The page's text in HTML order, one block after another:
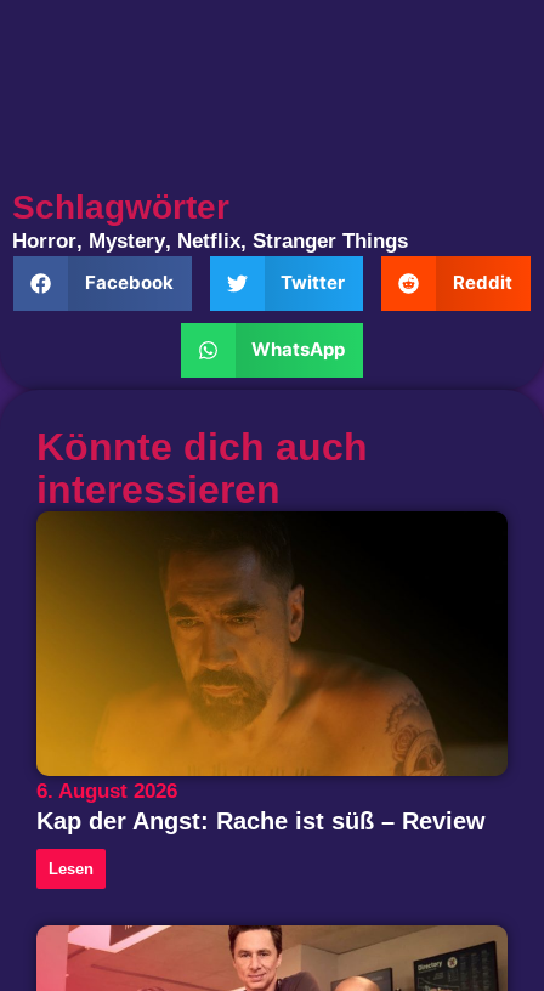
Schlagwörter
Horror, Mystery, Netflix, Stranger Things
Facebook
Twitter Reddit
WhatsApp
Könnte dich auch
interessieren
6. August 2026
Kap der Angst: Rache ist süß – Review
Lesen